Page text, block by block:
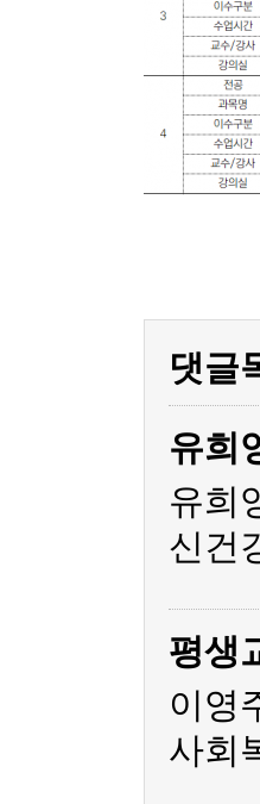
댓글
유희
유희
신건
평생
이영
사회